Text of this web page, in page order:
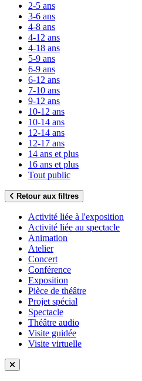
2-5 ans
3-6 ans
4-8 ans
4-12 ans
4-18 ans
5-9 ans
6-9 ans
6-12 ans
7-10 ans
9-12 ans
10-12 ans
10-14 ans
12-14 ans
12-17 ans
14 ans et plus
16 ans et plus
Tout public
Retour aux filtres
Activité liée à l'exposition
Activité liée au spectacle
Animation
Atelier
Concert
Conférence
Exposition
Pièce de théâtre
Projet spécial
Spectacle
Théâtre audio
Visite guidée
Visite virtuelle